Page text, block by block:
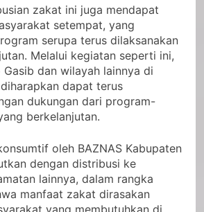
zakat ini juga mendapat
setempat, yang
serupa terus dilaksanakan
Melalui kegiatan seperti ini,
Gasib dan wilayah lainnya di
dapat terus
dukungan dari program-
berkelanjutan.
oleh BAZNAS Kabupaten
dengan distribusi ke
lainnya, dalam rangka
manfaat zakat dirasakan
yang membutuhkan di